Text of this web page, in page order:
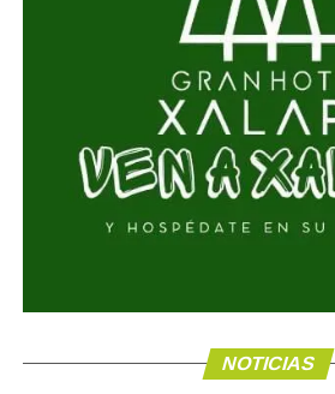
NOTICIAS